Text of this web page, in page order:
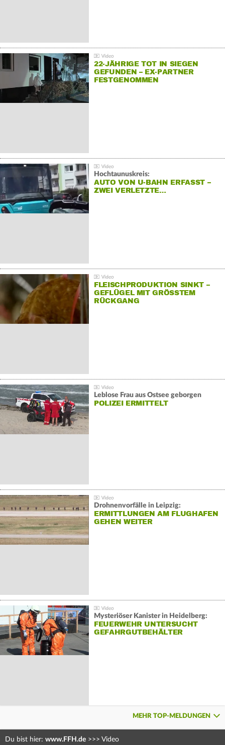
22-JÄHRIGE TOT IN SIEGEN
GEFUNDEN – EX-PARTNER
FESTGENOMMEN
Hochtaunuskreis:
AUTO VON U-BAHN ERFASST –
ZWEI VERLETZTE…
FLEISCHPRODUKTION SINKT –
GEFLÜGEL MIT GRÖSSTEM R
ÜCKGANG
Leblose Frau aus Ostsee geborgen
POLIZEI ERMITTELT
Drohnenvorfälle in Leipzig:
ERMITTLUNGEN AM FLUGHAFEN
GEHEN WEITER
Mysteriöser Kanister in Heidelberg:
FEUERWEHR UNTERSUCHT
GEFAHRGUTBEHÄLTER
MEHR TOP-MELDUNGEN
Du bist hier: www.FFH.de >>> Video